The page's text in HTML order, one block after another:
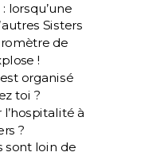
lorsqu’une
Sisters
de
!
organisé
toi ?
à
?
sont loin de